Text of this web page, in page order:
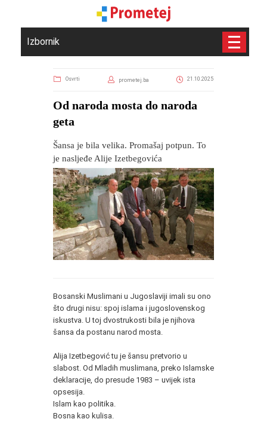
Izbornik
Osvrti prometej.ba 21.10.2025
​Od naroda mosta do naroda
geta
Šansa je bila velika. Promašaj potpun. To
je nasljeđe Alije Izetbegovića
Bosanski Muslimani u Jugoslaviji imali su ono
što drugi nisu: spoj islama i jugoslovenskog
iskustva. U toj dvostrukosti bila je njihova
šansa da postanu narod mosta.
Alija Izetbegović tu je šansu pretvorio u
slabost. Od Mladih muslimana, preko Islamske
deklaracije, do presude 1983 – uvijek ista
opsesija.
Islam kao politika.
Bosna kao kulisa.